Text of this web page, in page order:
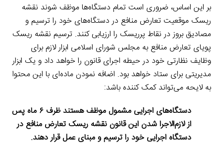
بر این اساس، ضروری است تمام دستگاه‌ها موظف شوند نقشه
ریسک موقعیت تعارض منافع در دستگاه‌های خود را ترسیم و
مصادیق بروز در نقاط پرریسک را ارزیابی کنند. ترسیم نقشه ریسک
پویای تعارض منافع به مجلس شورای اسلامی ابزار لازم برای
وظایف نظارتی خود در حیطه اجرای قانون را خواهد داد و یک ابزار
مدیریتی برای ستاد خواهد بود. اضافه نمودن ماده‌ای با این محتوا
به لایحه می‌تواند کمک کننده باشد:
دستگاه‌های اجرایی مشمول موظف هستند ظرف ۶ ماه پس
از لازم‌الاجرا شدن این قانون نقشه ریسک تعارض منافع در
دستگاه اجرایی خود را ترسیم و مبنای عمل قرار دهند.